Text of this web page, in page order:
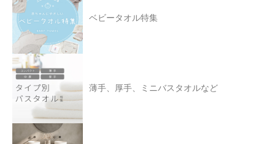
ベビータオル特集
薄手、厚手、ミニバスタオルなど